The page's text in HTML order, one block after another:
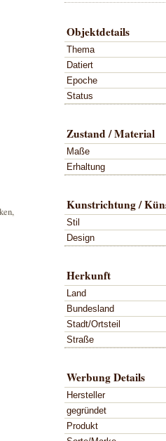
Objektdetails
Thema
Datiert
Epoche
Status
Zustand / Material
Maße
Erhaltung
Kunstrichtung /
Stil
Design
Herkunft
Land
Bundesland
Stadt/Ortsteil
Straße
Werbung Details
Hersteller
gegründet
Produkt